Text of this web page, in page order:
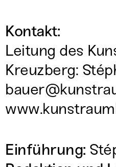
Kontakt:
Leitung des
Kreuzberg:
Einführung: